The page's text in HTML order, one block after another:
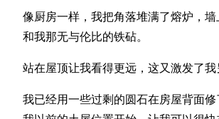
像厨房一样，我把角落堆满了熔炉，
和我那无与伦比的铁砧。
站在屋顶让我看得更远，这又激发了
我已经用一些过剩的圆石在房屋背面